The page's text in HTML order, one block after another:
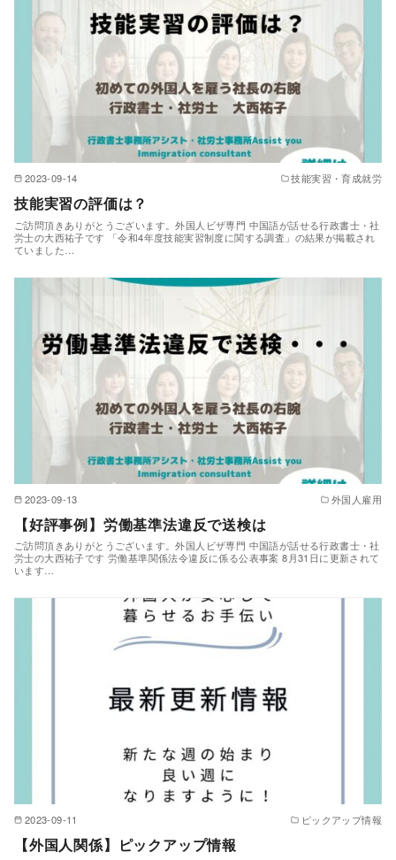
2023-09-14 技能実習・育成就労
技能実習の評価は？
ご訪問頂きありがとうございます。外国人ビザ専門 中国語が話せる行政書士・社
労士の大西祐子です 「令和4年度技能実習制度に関する調査」の結果が掲載され
ていました…
2023-09-13 外国人雇用
【好評事例】労働基準法違反で送検は
ご訪問頂きありがとうございます。外国人ビザ専門 中国語が話せる行政書士・社
労士の大西祐子です 労働基準関係法令違反に係る公表事案 8月31日に更新されて
います…
2023-09-11 ピックアップ情報
【外国人関係】ピックアップ情報